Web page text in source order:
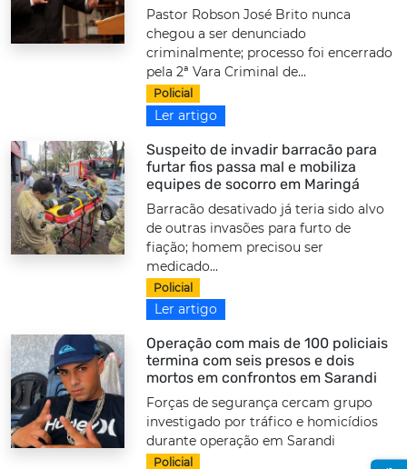
Pastor Robson José Brito nunca
chegou a ser denunciado
criminalmente; processo foi encerrado
pela 2ª Vara Criminal de...
Policial
Ler artigo
Suspeito de invadir barracão para
furtar fios passa mal e mobiliza
equipes de socorro em Maringá
Barracão desativado já teria sido alvo
de outras invasões para furto de
fiação; homem precisou ser
medicado...
Policial
Ler artigo
Operação com mais de 100 policiais
termina com seis presos e dois
mortos em confrontos em Sarandi
Forças de segurança cercam grupo
investigado por tráfico e homicídios
durante operação em Sarandi
Policial